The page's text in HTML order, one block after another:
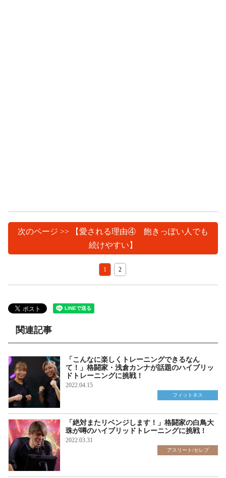
次のページ >> 【愛される理由④ 飽きっぽい人でも
続けやすい】
1 2
関連記事
「こんなに楽しくトレーニングできるなん
て！」格闘家・浅倉カンナが話題のハイブリッ
ドトレーニングに挑戦！
2022.04.15
フィットネス
「絶対またリベンジします！」格闘家の白鳥大
珠が噂のハイブリッドトレーニングに挑戦！
2022.03.31
アスリート/セレブ